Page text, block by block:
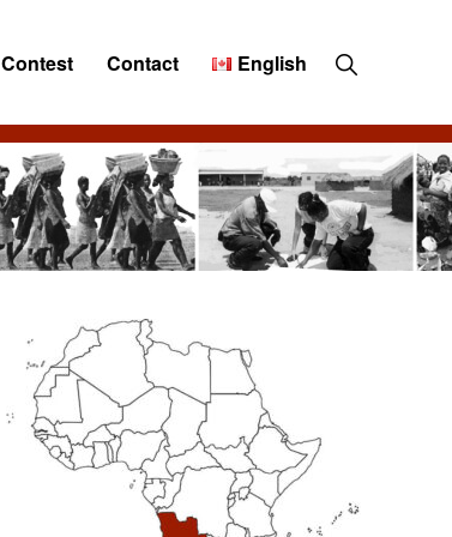
Contest Contact English Show
Search
Primary
Sidebar